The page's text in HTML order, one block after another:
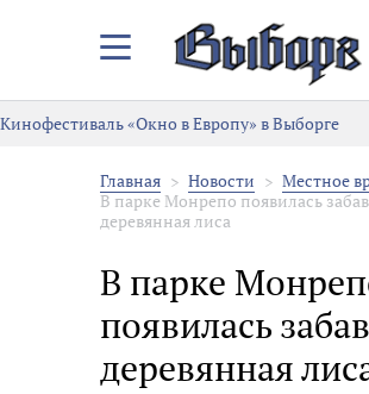
Закрыть/
меню
Кинофестиваль «Окно в Европу» в Выборге
Главная Новости
Местное
В парке Монрепо появилась
деревянная лиса
В парке
появилась
деревянная